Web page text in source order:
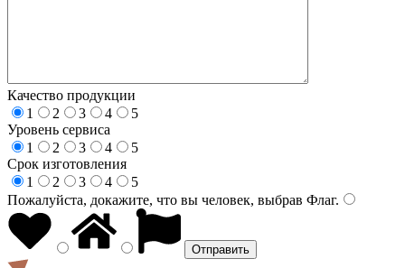
Качество продукции
1
2 3 4
5
Уровень сервиса
1
2 3 4
5
Срок изготовления
1
2 3 4
5
Пожалуйста, докажите, что вы человек, выбрав Флаг.